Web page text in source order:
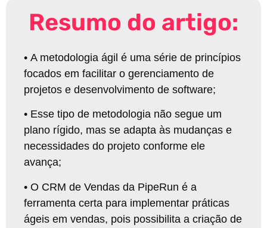
Resumo do artigo:
• A metodologia ágil é uma série de princípios
focados em facilitar o gerenciamento de
projetos e desenvolvimento de software;
• Esse tipo de metodologia não segue um
plano rígido, mas se adapta às mudanças e
necessidades do projeto conforme ele
avança;
• O CRM de Vendas da PipeRun é a
ferramenta certa para implementar práticas
ágeis em vendas, pois possibilita a criação de